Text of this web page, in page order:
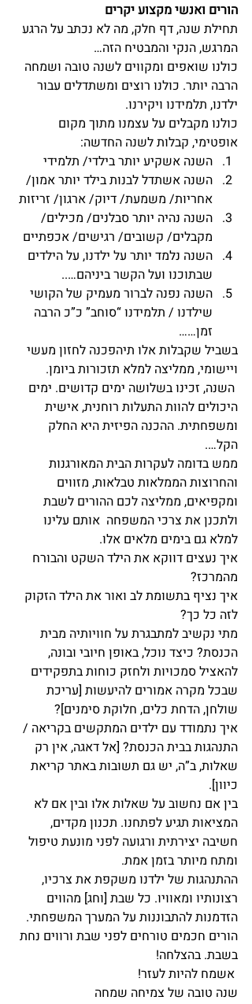
הורים ואנשי מקצוע יקרים
תחילת שנה, דף חלק, מה לא נכתב על הרגע
המרגש, הנקי והמבטיח הזה…
כולנו שואפים ומקווים לשנה טובה ושמחה
הרבה יותר. כולנו רוצים ומשתדלים עבור
ילדנו, תלמידנו ויקירנו.
כולנו מקבלים על עצמנו מתוך מקום
אופטימי, קבלות לשנה החדשה:
השנה אשקיע יותר בילדי/ תלמידי
השנה אשתדל לבנות בילד יותר אמון/
אחריות/ משמעת/ דיוק/ ארגון/ זריזות
השנה נהיה יותר סבלנים/ מכילים/
מקבלים/ קשובים/ רגישים/ אכפתיים
השנה נלמד יותר על ילדנו, על הילדים
שבתוכנו ועל הקשר ביניהם…..
השנה נפנה לברור מעמיק של הקושי
שילדנו / תלמידנו “סוחב” כ”כ הרבה
זמן……
בשביל שקבלות אלו תיהפכנה לחזון מעשי
ויישומי, ממליצה למלא תזכורות ביומן.
השנה, זכינו בשלושה ימים קדושים. ימים
היכולים להוות התעלות רוחנית, אישית
ומשפחתית. ההכנה הפיזית היא החלק
הקל….
ממש בדומה לעקרות הבית המאורגנות
והחרוצות הממלאות טבלאות, מזווים
ומקפיאים, ממליצה לכם ההורים לשבת
ולתכנן את צרכי המשפחה  אותם עלינו
למלא גם בימים מלאים אלו.
איך נעצים דווקא את הילד השקט והבורח
מהמרכז?
איך נציף בתשומת לב ואור את הילד הזקוק
לזה כל כך?
מתי נקשיב למתבגרת על חוויותיה מבית
הכנסת? כיצד נוכל, באופן חיובי ובונה,
להאציל סמכויות ולחזק כוחות בתפקידים
שבכל מקרה אמורים להיעשות [עריכת
שולחן, הדחת כלים, חלוקת סימנים]?
איך נתמודד עם ילדים המתקשים בקריאה /
התנהגות בבית הכנסת? [אל דאגה, אין רק
שאלות, ב”ה, יש גם תשובות באתר קריאת
כיוון].
בין אם נחשוב על שאלות אלו ובין אם לא
המציאות תגיע לפתחנו. תכנון מקדים,
חשיבה יצירתית ורגועה לפני מונעת טיפול
ומתח מיותר בזמן אמת.
ההתנהגות של ילדנו משקפת את צרכיו,
רצונותיו ומאוויו. כל שבת [וחג] מהווים
הזדמנות להתבוננות על המערך המשפחתי.
הורים חכמים טורחים לפני שבת ורווים נחת
בשבת. בהצלחה!
אשמח להיות לעזר!
שנה טובה של צמיחה שמחה